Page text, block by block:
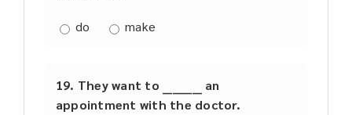
do make
19. They want to ________ an
appointment with the doctor.